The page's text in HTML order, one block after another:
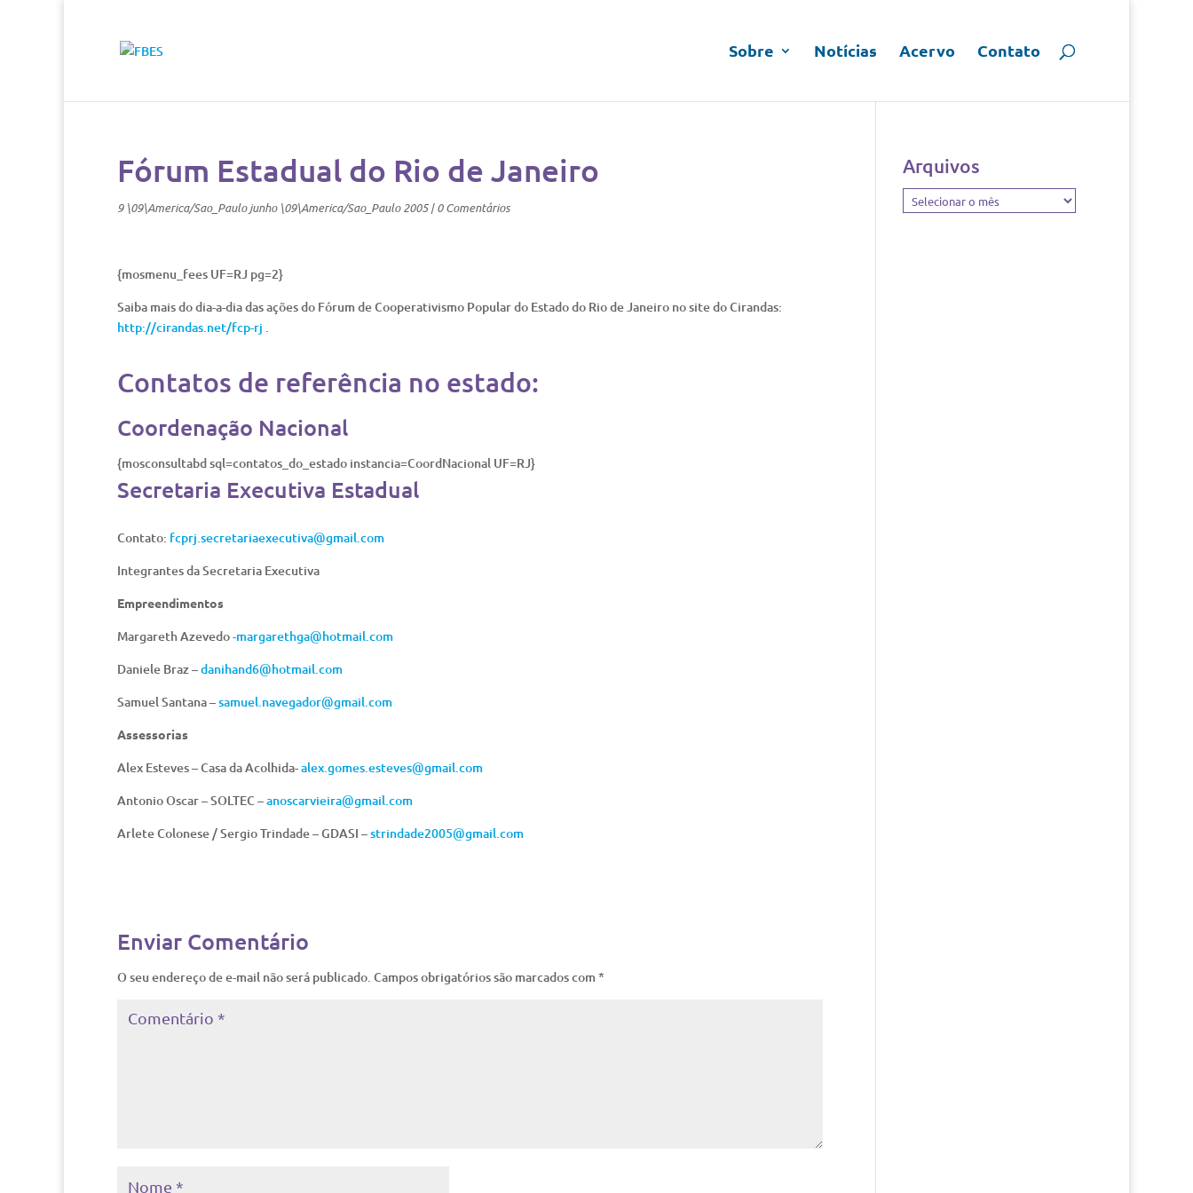
Sobre Notícias Acervo Contato
Fórum Estadual do Rio de Janeiro
9 \09\America/Sao_Paulo junho \09\America/Sao_Paulo 2005|0 Comentários
{mosmenu_fees UF=RJ pg=2}
Saiba mais do dia-a-dia das ações do Fórum de Cooperativismo Popular do Estado do Rio de Janeiro no site do Cirandas:
http://cirandas.net/fcp-rj .
Contatos de referência no estado:
Coordenação Nacional
{mosconsultabd sql=contatos_do_estado instancia=CoordNacional UF=RJ}
Secretaria Executiva Estadual
Contato: fcprj.secretariaexecutiva@gmail.com
Integrantes da Secretaria Executiva
Empreendimentos
Margareth Azevedo-margarethga@hotmail.com
Daniele Braz –danihand6@hotmail.com
Samuel Santana –samuel.navegador@gmail.com
Assessorias
Alex Esteves – Casa da Acolhida-alex.gomes.esteves@gmail.com
Antonio Oscar – SOLTEC –anoscarvieira@gmail.com
Arlete Colonese / Sergio Trindade – GDASI –strindade2005@gmail.com
Enviar Comentário
O seu endereço de e-mail não será publicado. Campos obrigatórios são marcados com *
Arquivos
Arquivos